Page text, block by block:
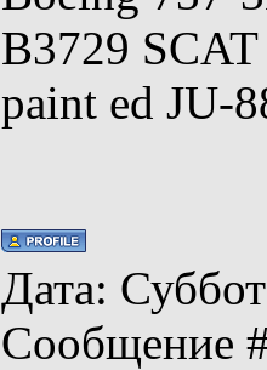
B3729
paint ed JU-
Дата:
Сообщение